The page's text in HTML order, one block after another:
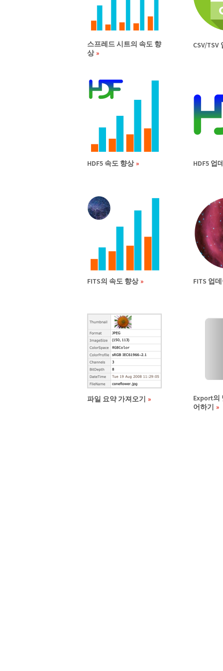
스프레드 시트의 속도 향
상
CSV/TSV
HDF5 속도 향상 HDF5 업
FITS의 속도 향상 FITS 업
파일 요약 가져오기
Export의
어하기